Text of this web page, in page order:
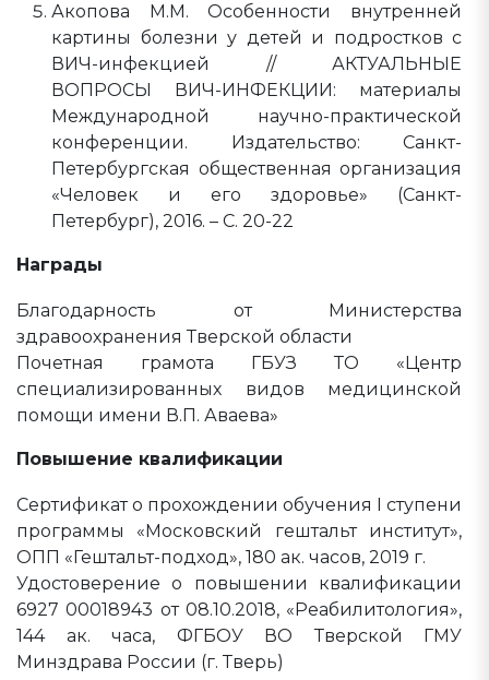
Акопова М.М. Особенности внутренней
картины болезни у детей и подростков с
ВИЧ-инфекцией // АКТУАЛЬНЫЕ
ВОПРОСЫ ВИЧ-ИНФЕКЦИИ: материалы
Международной научно-практической
конференции. Издательство: Санкт-
Петербургская общественная организация
«Человек и его здоровье» (Санкт-
Петербург), 2016. – С. 20-22
Награды
Благодарность от Министерства
здравоохранения Тверской области
Почетная грамота ГБУЗ ТО «Центр
специализированных видов медицинской
помощи имени В.П. Аваева»
Повышение квалификации
Сертификат о прохождении обучения I ступени
программы «Московский гештальт институт»,
ОПП «Гештальт-подход», 180 ак. часов, 2019 г.
Удостоверение о повышении квалификации
6927 00018943 от 08.10.2018, «Реабилитология»,
144 ак. часа, ФГБОУ ВО Тверской ГМУ
Минздрава России (г. Тверь)